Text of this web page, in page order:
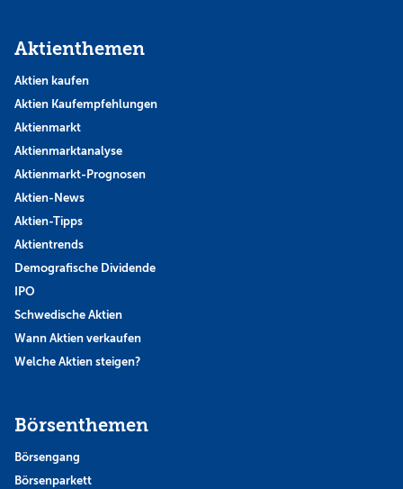
Aktienthemen
Aktien kaufen
Aktien Kaufempfehlungen
Aktienmarkt
Aktienmarktanalyse
Aktienmarkt-Prognosen
Aktien-News
Aktien-Tipps
Aktientrends
Demografische Dividende
IPO
Schwedische Aktien
Wann Aktien verkaufen
Welche Aktien steigen?
Börsenthemen
Börsengang
Börsenparkett